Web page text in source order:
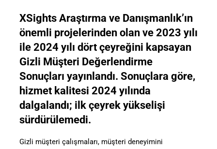
XSights Araştırma ve Danışmanlık’ın
önemli projelerinden olan ve 2023 yılı
ile 2024 yılı dört çeyreğini kapsayan
Gizli Müşteri Değerlendirme
Sonuçları yayınlandı. Sonuçlara göre,
hizmet kalitesi 2024 yılında
dalgalandı; ilk çeyrek yükselişi
sürdürülemedi.
Gizli müşteri çalışmaları, müşteri deneyimini